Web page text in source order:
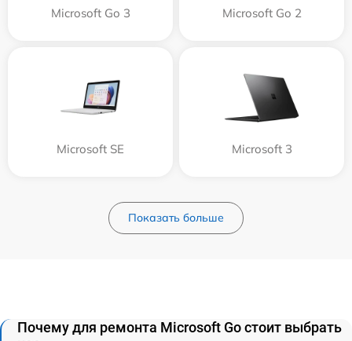
Microsoft Go 3 Microsoft Go 2
Microsoft SE Microsoft 3
Показать больше
Почему для ремонта Microsoft Go стоит выбрать